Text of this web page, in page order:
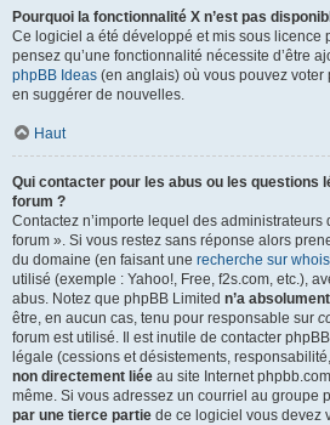
Pourquoi la fonctionnalité X n’est pas
Ce logiciel a été développé et mis sous licence
pensez qu’une fonctionnalité nécessite d’être
phpBB Ideas (en anglais) où vous pouvez
en suggérer de nouvelles.
Haut
Qui contacter pour les abus ou les questions
forum ?
Contactez n’importe lequel des administrateurs
forum ». Si vous restez sans réponse alors
du domaine (en faisant une recherche sur whois
utilisé (exemple : Yahoo!, Free, f2s.com, etc.),
abus. Notez que phpBB Limited n’a
être, en aucun cas, tenu pour responsable sur
forum est utilisé. Il est inutile de contacter
légale (cessions et désistements,
non directement liée au site Internet
même. Si vous adressez un courriel au groupe
par une tierce partie de ce logiciel vous devez